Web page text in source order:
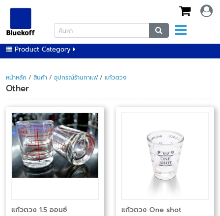
Product Category
หน้าหลัก / สินค้า / อุปกรณ์ร้านกาแฟ/ แก้วตวง
Other
แก้วตวง 1.5 ออนซ์ แก้วตวง One shot